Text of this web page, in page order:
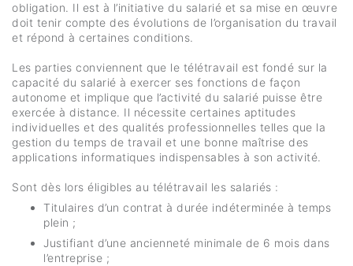
obligation. Il est à l’initiative du salarié et sa mise en œuvre
doit tenir compte des évolutions de l’organisation du travail
et répond à certaines conditions.
Les parties conviennent que le télétravail est fondé sur la
capacité du salarié à exercer ses fonctions de façon
autonome et implique que l’activité du salarié puisse être
exercée à distance. Il nécessite certaines aptitudes
individuelles et des qualités professionnelles telles que la
gestion du temps de travail et une bonne maîtrise des
applications informatiques indispensables à son activité.
Sont dès lors éligibles au télétravail les salariés :
Titulaires d’un contrat à durée indéterminée à temps
plein ;
Justifiant d’une ancienneté minimale de 6 mois dans
l’entreprise ;